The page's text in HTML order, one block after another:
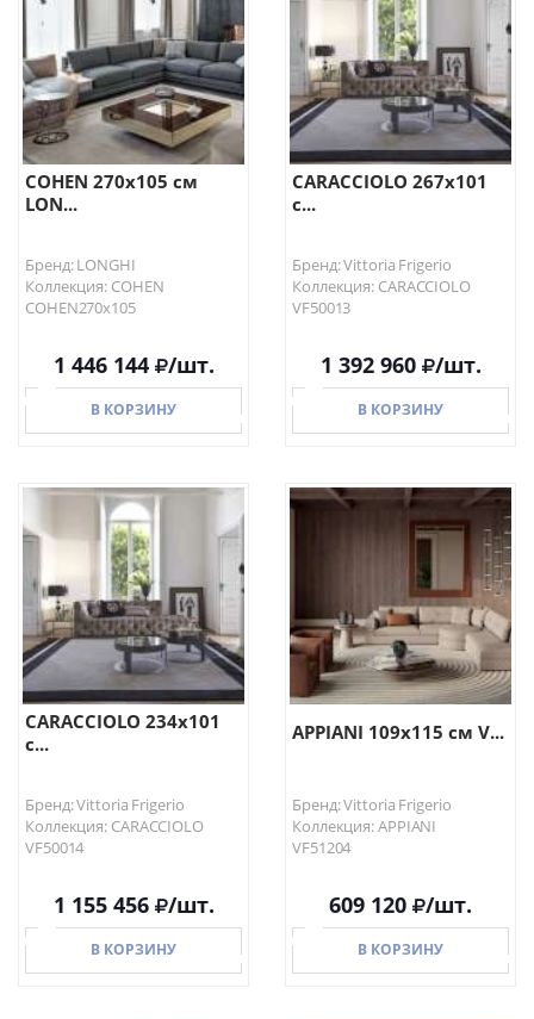
COHEN 270х105 см
LON...
Бренд: LONGHI
Коллекция: COHEN
COHEN270х105
1 446 144 /шт.
В КОРЗИНУ
В КОРЗИНУ
CARACCIOLO 267х101
с...
Бренд: Vittoria Frigerio
Коллекция: CARACCIOLO
VF50013
1 392 960 /шт.
В КОРЗИНУ
В КОРЗИНУ
CARACCIOLO 234х101
с...
Бренд: Vittoria Frigerio
Коллекция: CARACCIOLO
VF50014
1 155 456 /шт.
В КОРЗИНУ
APPIANI 109х115 см V...
Бренд: Vittoria Frigerio
Коллекция: APPIANI
VF51204
609 120 /шт.
В КОРЗИНУ